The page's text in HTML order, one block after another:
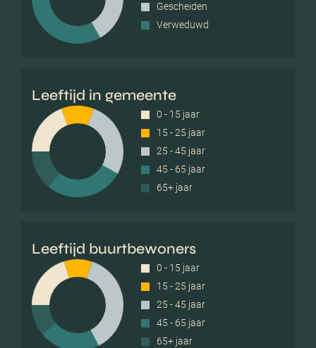
Gescheiden
Verweduwd
Leeftijd in gemeente
0 - 15 jaar
15 - 25 jaar
25 - 45 jaar
45 - 65 jaar
65+ jaar
Leeftijd buurtbewoners
0 - 15 jaar
15 - 25 jaar
25 - 45 jaar
45 - 65 jaar
65+ jaar